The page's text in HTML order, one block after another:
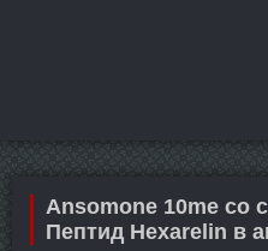
Ansomone 10me со
Пептид Hexarelin в